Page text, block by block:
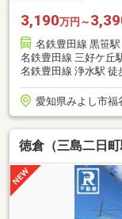
3,190万円～
名鉄豊田線 黒笹
名鉄豊田線 三好ケ丘
名鉄豊田線 浄水駅 徒
愛知県みよし市福
徳倉（三島二日